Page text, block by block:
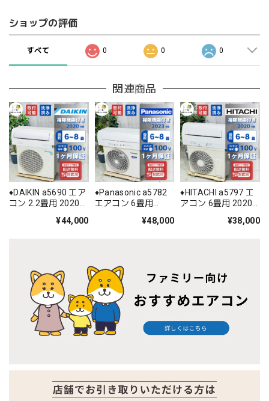
ショップの評価
すべて 0 0 0
関連商品
♦️DAIKIN a5690 エア
コン 2.2畳用 2020年
¥44,000
♦️Panasonic a5782
エアコン 6畳用
¥48,000
♦️HITACHI a5797 エ
アコン 6畳用 2020
¥38,000